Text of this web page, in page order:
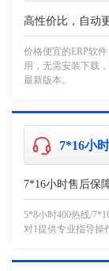
高性价比，自动
价格便宜的ERP软
用，无需安装下载
最新版本。
7*16小时
7*16小时售后保
5*8小时400热线/
对1提供专业指导操